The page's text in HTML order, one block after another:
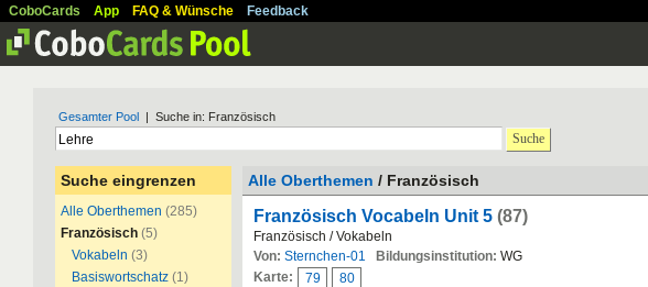
CoboCards App FAQ & Wünsche Feedback
Gesamter Pool | Suche in: Französisch
Suche
Suche eingrenzen
Alle Oberthemen (285)
Französisch (5)
Vokabeln (3)
Basiswortschatz (1)
Alle Oberthemen / Französisch
Französisch Vocabeln Unit 5 (87)
Französisch / Vokabeln
Von: Sternchen-01 Bildungsinstitution: WG
Karte:
79 80